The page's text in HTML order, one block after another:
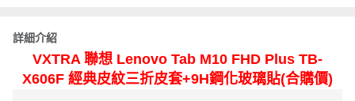
詳細介紹
VXTRA 聯想 Lenovo Tab M10 FHD Plus TB-
X606F 經典皮紋三折皮套+9H鋼化玻璃貼(合購價)